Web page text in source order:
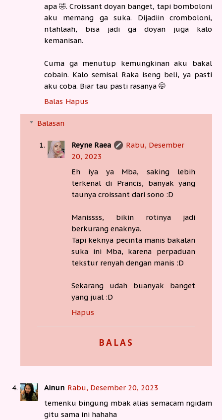
apa 🤣. Croissant doyan banget, tapi bomboloni
aku memang ga suka. Dijadiin cromboloni,
ntahlaah, bisa jadi ga doyan juga kalo
kemanisan.
Cuma ga menutup kemungkinan aku bakal
cobain. Kalo semisal Raka iseng beli, ya pasti
aku coba. Biar tau pasti rasanya 🤭
Balas Hapus
Balasan
Reyne Raea
Rabu, Desember
20, 2023
Eh iya ya Mba, saking lebih
terkenal di Prancis, banyak yang
taunya croissant dari sono :D
Manissss, bikin rotinya jadi
berkurang enaknya.
Tapi keknya pecinta manis bakalan
suka ini Mba, karena perpaduan
tekstur renyah dengan manis :D
Sekarang udah buanyak banget
yang jual :D
Hapus
BALAS
Ainun Rabu, Desember 20, 2023
temenku bingung mbak alias semacam ngidam
gitu sama ini hahaha